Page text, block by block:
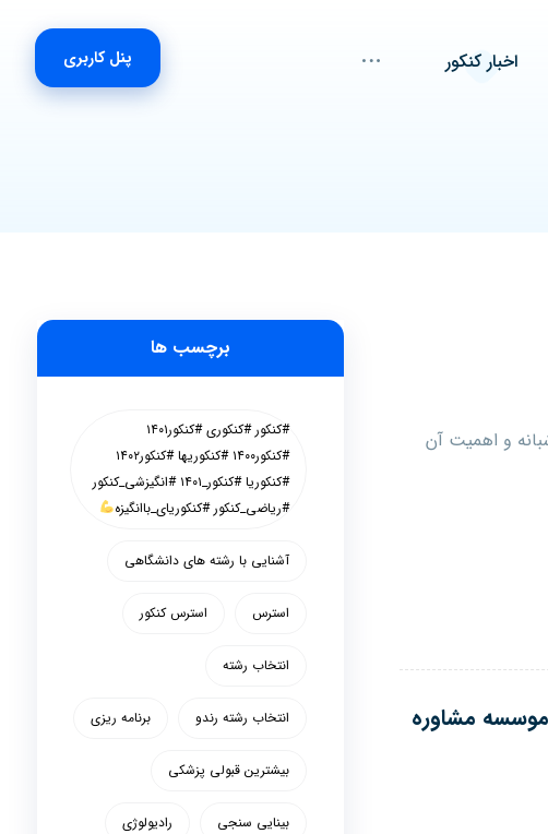
اخبار کنکور پنل کاربری
و اهمیت آن
مشاوره
برچسب ها
#کنکور #کنکوری #کنکور۱۴۰۱
#کنکور۱۴۰۰ #کنکوریها #کنکور۱۴۰۲
#کنکوریا #کنکور_۱۴۰۱ #انگیزشی_کنکور
#ریاضی_کنکور #کنکوریای_باانگیزه
آشنایی با رشته های دانشگاهی
استرس استرس کنکور
انتخاب رشته
انتخاب رشته رندو برنامه ریزی
بیشترین قبولی پزشکی
بینایی سنجی رادیولوژی